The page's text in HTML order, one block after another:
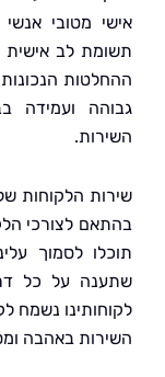
מטובי אנשי
לב אישית ומתן
הנכונות עבורו.
ועמידה
הלקוחות שלנו
לצורכי הלקוח.
לסמוך עלינו
על כל
נשמח לקבל את
באהבה ומסירות